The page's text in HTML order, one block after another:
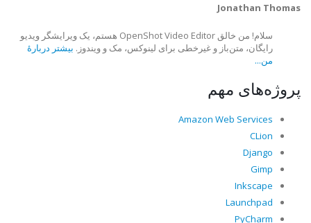
Jonathan Thomas
سلام! من خالق OpenShot Video Editor هستم، یک ویرایشگر ویدیو
رایگان، متن‌باز و غیرخطی برای لینوکس، مک و ویندوز. بیشتر دربارهٔ
من...
پروژه‌های مهم
Amazon Web Services
CLion
Django
Gimp
Inkscape
Launchpad
PyCharm